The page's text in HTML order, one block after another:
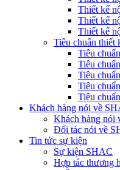
Thiết kế
Thiết kế
Thiết kế
Tiêu chuẩn thiết
Tiêu
Tiêu
Tiêu
Tiêu
Tiêu
Khách hàng nói về
Khách hàng nói
Đối tác nói về
Tin tức sự kiện
Sự kiện SHAC
Hợp tác thương